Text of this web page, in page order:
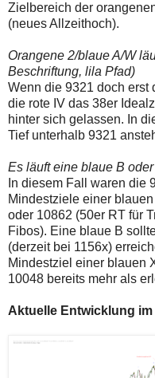
Zielbereich der
(neues Allzeithoch).
Orangene 2/blaue A/W
Beschriftung, lila Pfad)
Wenn die 9321 doch erst
die rote IV das 38er
hinter sich gelassen. In
Tief unterhalb 9321
Es läuft eine blaue B
In diesem Fall waren die
Mindestziele einer
oder 10862 (50er RT für
Fibos). Eine blaue B
(derzeit bei 1156x)
Mindestziel einer blauen
10048 bereits mehr als
Aktuelle Entwicklung